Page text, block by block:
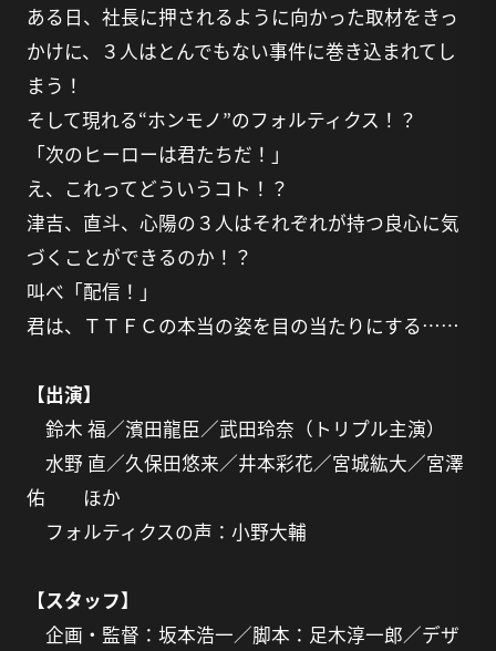
ある日、社長に押されるように向かった取材をきっ
かけに、３人はとんでもない事件に巻き込まれてし
まう！
そして現れる“ホンモノ”のフォルティクス！？
「次のヒーローは君たちだ！」
え、これってどういうコト！？
津吉、直斗、心陽の３人はそれぞれが持つ良心に気
づくことができるのか！？
叫べ「配信！」
君は、ＴＴＦＣの本当の姿を目の当たりにする……
【出演】
鈴木 福／濱田龍臣／武田玲奈（トリプル主演）
水野 直／久保田悠来／井本彩花／宮城紘大／宮澤
佑 ほか
フォルティクスの声：小野大輔
【スタッフ】
企画・監督：坂本浩一／脚本：足木淳一郎／デザ